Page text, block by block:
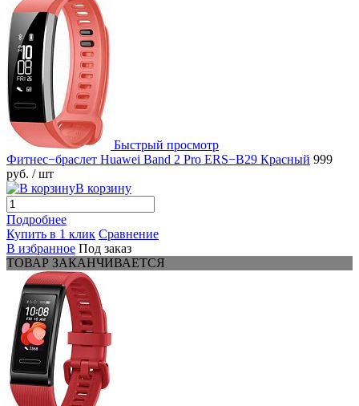
Быстрый просмотр
Фитнес−браслет Huawei Band 2 Pro ERS−B29 Красный 999
руб. / шт
В корзину
Подробнее
Купить в 1 клик Сравнение
В избранное Под заказ
ТОВАР ЗАКАНЧИВАЕТСЯ